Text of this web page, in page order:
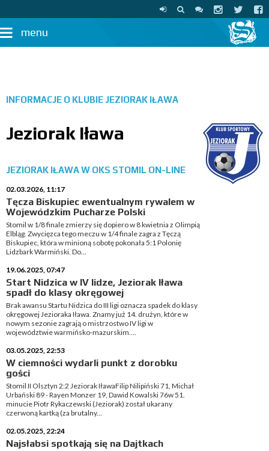
menu
INFORMACJE O KLUBIE JEZIORAK IŁAWA
Jeziorak Iława
JEZIORAK IŁAWA W OKS STOMIL ON-LINE
02.03.2026, 11:17
Tęcza Biskupiec ewentualnym rywalem w
Wojewódzkim Pucharze Polski
Stomil w 1/8 finale zmierzy się dopiero w 8 kwietnia z Olimpią
Elbląg. Zwycięzca tego meczu w 1/4 finale zagra z Tęczą
Biskupiec, która w minioną sobotę pokonała 5:1 Polonię
Lidzbark Warmiński. Do...
19.06.2025, 07:47
Start Nidzica w IV lidze, Jeziorak Iława
spadł do klasy okręgowej
Brak awansu Startu Nidzica do III ligi oznacza spadek do klasy
okręgowej Jezioraka Iława. Znamy już 14. drużyn, które w
nowym sezonie zagrają o mistrzostwo IV ligi w
województwie warmińsko-mazurskim....
03.05.2025, 22:53
W ciemności wydarli punkt z dorobku
gości
Stomil II Olsztyn 2:2 Jeziorak IławaFilip Nilipiński 71, Michał
Urbański 89 - Rayen Monzer 19, Dawid Kowalski 76w 51.
minucie Piotr Rykaczewski (Jeziorak) został ukarany
czerwoną kartką (za brutalny...
02.05.2025, 22:24
Najsłabsi spotkają się na Dajtkach